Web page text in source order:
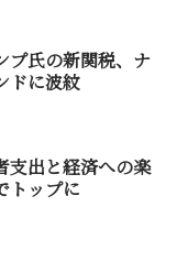
プ氏の新関税、ナ
ドに波紋
支出と経済への楽
トップに